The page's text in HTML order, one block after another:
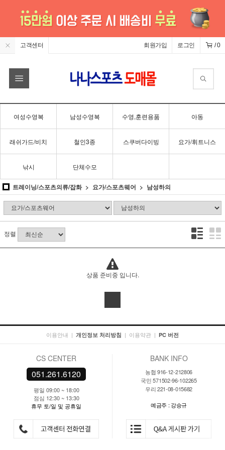
고객센터 /0
로그인
회원가입
여성수영복 남성수영복 수영,훈련용품 아동
래쉬가드/비치 철인3종 스쿠버다이빙 요가/휘트니스
낚시 단체수모
트레이닝/스포츠의류/잡화 요가/스포츠웨어 남성하의
정렬
상품 준비중 입니다.
이용안내 | 개인정보 처리방침 | 이용약관 | PC 버전
CS CENTER
051.261.6120
평일 09:00 ~ 18:00
점심 12:30 ~ 13:30
휴무 토/일 및 공휴일
BANK INFO
농협 916-12-212806
국민 571502-96-102265
우리 221-08-015682
예금주 : 강승규